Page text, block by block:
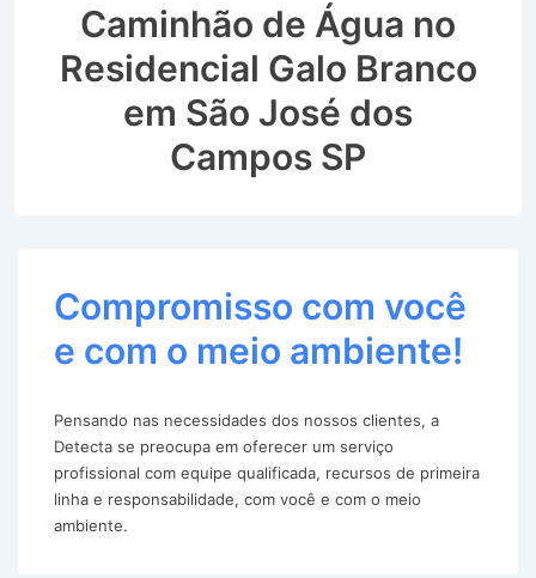
Caminhão de Água no
Residencial Galo Branco
em São José dos
Campos SP
Compromisso com você
e com o meio ambiente!
Pensando nas necessidades dos nossos clientes, a
Detecta se preocupa em oferecer um serviço
profissional com equipe qualificada, recursos de primeira
linha e responsabilidade, com você e com o meio
ambiente.